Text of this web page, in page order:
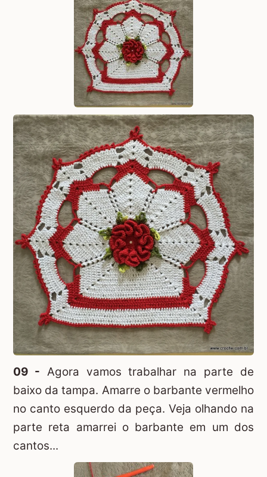
09 - Agora vamos trabalhar na parte de
baixo da tampa. Amarre o barbante vermelho
no canto esquerdo da peça. Veja olhando na
parte reta amarrei o barbante em um dos
cantos...